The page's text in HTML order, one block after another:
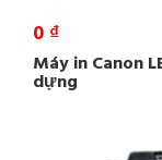
0 ₫
Máy in Canon
dựng